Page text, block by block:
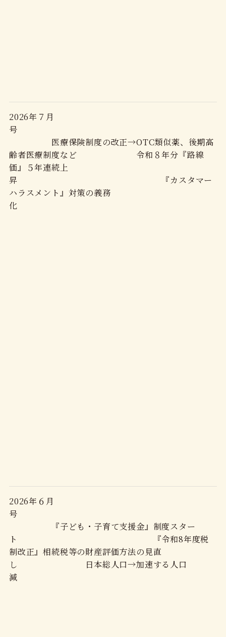
2026年７月
号
医療保険制度の改正→OTC類似薬、後期高
齢者医療制度など 令和８年分『路線
価』５年連続上
昇 『カスタマー
ハラスメント』対策の義務
化
2026年６月
号
『子ども・子育て支援金』制度スター
ト 『令和8年度税
制改正』相続税等の財産評価方法の見直
し 日本総人口→加速する人口
減